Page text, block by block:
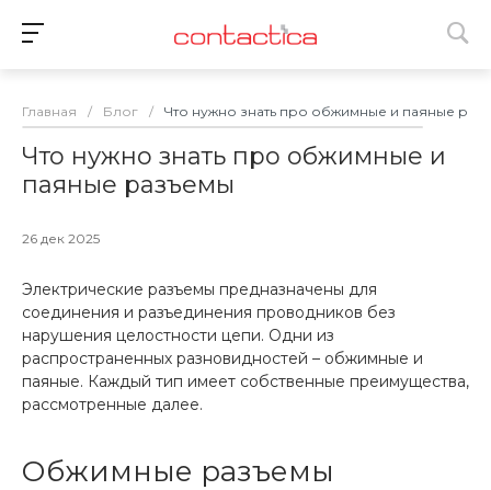
Главная / Блог / Что нужно знать про обжимные и паяные
Что нужно знать про обжимные и
паяные разъемы
26 дек 2025
Электрические разъемы предназначены для
соединения и разъединения проводников без
нарушения целостности цепи. Одни из
распространенных разновидностей – обжимные и
паяные. Каждый тип имеет собственные преимущества,
рассмотренные далее.
Обжимные разъемы